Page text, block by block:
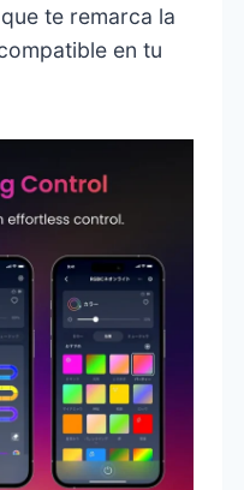
te remarca la
en tu